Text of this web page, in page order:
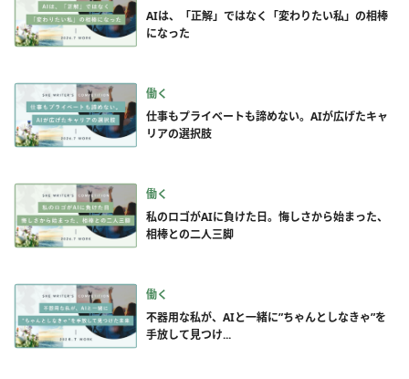
AIは、「正解」ではなく「変わりたい私」の相棒
になった
働く
仕事もプライベートも諦めない。AIが広げたキャ
リアの選択肢
働く
私のロゴがAIに負けた日。悔しさから始まった、
相棒との二人三脚
働く
不器用な私が、AIと一緒に”ちゃんとしなきゃ”を
手放して見つけ...